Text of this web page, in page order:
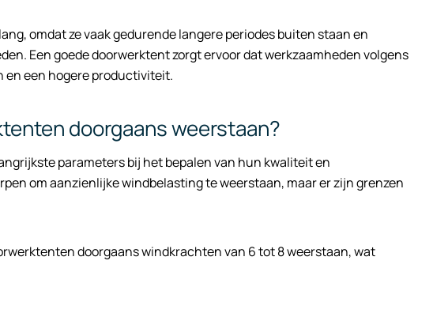
omdat ze vaak gedurende langere periodes buiten staan en
Een goede doorwerktent zorgt ervoor dat werkzaamheden volgens
een hogere productiviteit.
doorgaans weerstaan?
parameters bij het bepalen van hun kwaliteit en
om aanzienlijke windbelasting te weerstaan, maar er zijn grenzen
doorgaans windkrachten van 6 tot 8 weerstaan, wat